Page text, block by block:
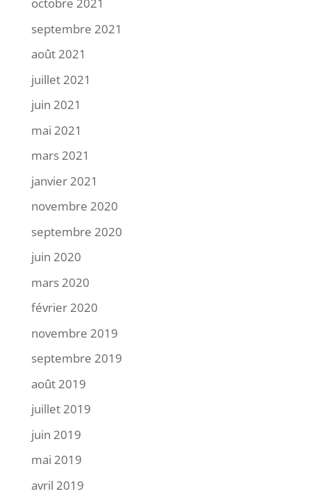
septembre 2021
août 2021
juillet 2021
juin 2021
mai 2021
mars 2021
janvier 2021
novembre 2020
septembre 2020
juin 2020
mars 2020
février 2020
novembre 2019
septembre 2019
août 2019
juillet 2019
juin 2019
mai 2019
avril 2019